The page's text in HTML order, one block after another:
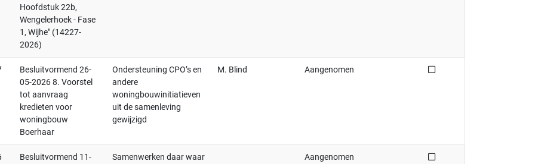
Hoofdstuk 22b,
Wengelerhoek - Fase
1, Wijhe" (14227-
2026)
Besluitvormend 26-
05-2026 8. Voorstel
tot aanvraag
kredieten voor
woningbouw
Boerhaar
Ondersteuning CPO’s en
andere
woningbouwinitiatieven
uit de samenleving
gewijzigd
M. Blind Aangenomen Niet afgedaan
Besluitvormend 11-
Samenwerken daar waar
Aangenomen Niet afgedaan